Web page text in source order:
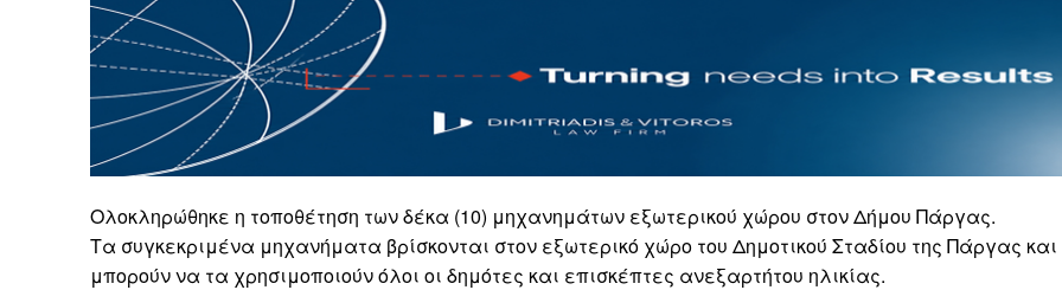
Ολοκληρώθηκε η τοποθέτηση των δέκα (10) μηχανημάτων εξωτερικού χώρου στον Δήμου Πάργας.
Τα συγκεκριμένα μηχανήματα βρίσκονται στον εξωτερικό χώρο του Δημοτικού Σταδίου της Πάργας και
μπορούν να τα χρησιμοποιούν όλοι οι δημότες και επισκέπτες ανεξαρτήτου ηλικίας.